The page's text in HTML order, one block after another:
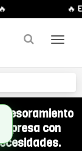
🔥
con